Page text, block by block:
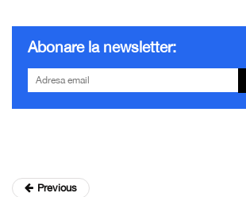
Abonare la newsletter:
Previous